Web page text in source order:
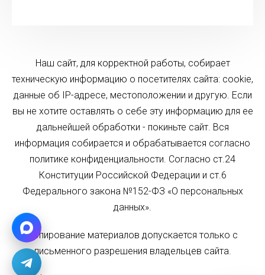
Наш сайт, для корректной работы, собирает
техническую информацию о посетителях сайта: cookie,
данные об IP-адресе, местоположении и другую. Если
вы не хотите оставлять о себе эту информацию для ее
дальнейшей обработки - покиньте сайт. Вся
информация собирается и обрабатывается согласно
политике конфиденциальности. Согласно ст.24
Конституции Российской Федерации и ст.6
Федерального закона №152-ФЗ «О персональных
данных».
Копирование материалов допускается только с
письменного разрешения владельцев сайта.